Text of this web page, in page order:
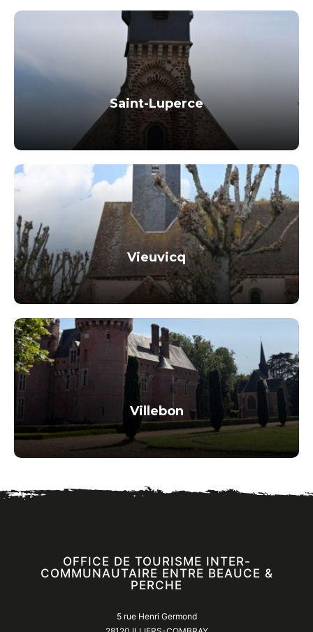
Saint-Luperce
Vieuvicq
Villebon
OFFICE DE TOURISME INTER-
COMMUNAUTAIRE ENTRE BEAUCE &
PERCHE
5 rue Henri Germond